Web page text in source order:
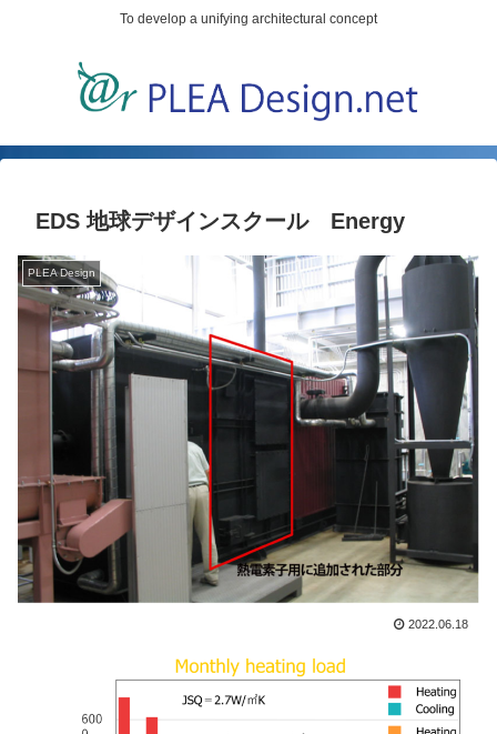
To develop a unifying architectural concept
EDS 地球デザインスクール Energy
PLEA Design
2022.06.18